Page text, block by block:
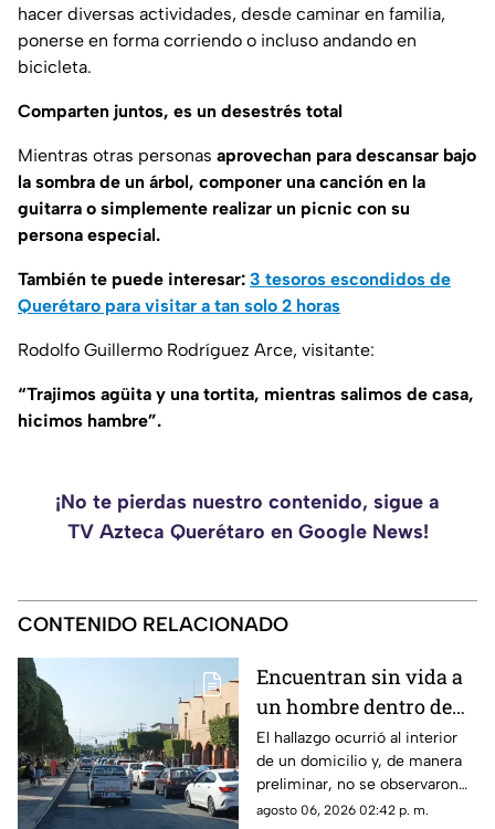
hacer diversas actividades, desde caminar en familia,
ponerse en forma corriendo o incluso andando en
bicicleta.
Comparten juntos, es un desestrés total
Mientras otras personas aprovechan para descansar bajo
la sombra de un árbol, componer una canción en la
guitarra o simplemente realizar un picnic con su
persona especial.
También te puede interesar: 3 tesoros escondidos de
Querétaro para visitar a tan solo 2 horas
Rodolfo Guillermo Rodríguez Arce, visitante:
“Trajimos agüita y una tortita, mientras salimos de casa,
hicimos hambre”.
¡No te pierdas nuestro contenido, sigue a
TV Azteca Querétaro en Google News!
CONTENIDO RELACIONADO
Encuentran sin vida a
un hombre dentro de
una casa en esta zona
de Querétaro
El hallazgo ocurrió al interior
de un domicilio y, de manera
preliminar, no se observaron
huellas de violencia en el
agosto 06, 2026 02:42 p. m.